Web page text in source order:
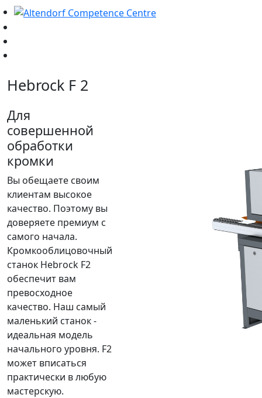
Hebrock F 2
Для
совершенной
обработки
кромки
Вы обещаете своим
клиентам высокое
качество. Поэтому вы
доверяете премиум с
самого начала.
Кромкооблицовочный
станок Hebrock F2
обеспечит вам
превосходное
качество. Наш самый
маленький станок -
идеальная модель
начального уровня. F2
может вписаться
практически в любую
мастерскую.